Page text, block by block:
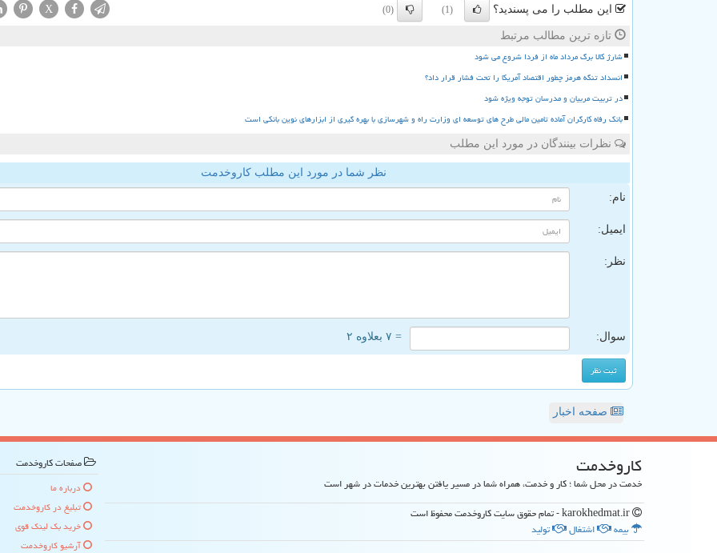
این مطلب را می پسندید؟ (1)
(0)
X
تازه ترین مطالب مرتبط
شارژ کالا برگ مرداد ماه از فردا شروع می شود
انسداد تنگه هرمز چطور اقتصاد آمریکا را تحت فشار قرار داد؟
در تربیت مربیان و مدرسان توجه ویژه شود
بانک رفاه کارگران آماده تامین مالی طرح های توسعه ای وزارت راه و شهرسازی با بهره گیری از ابزارهای نوین بانکی است
نظرات بینندگان در مورد این مطلب
نظر شما در مورد این مطلب کاروخدمت
نام:
ایمیل:
نظر:
سوال: = ۷ بعلاوه ۲
صفحه اخبار
كاروخدمت
خدمت در محل شما ؛ کار و خدمت، همراه شما در مسیر یافتن بهترین خدمات در شهر است
بیمه
اشتغال تولید
صفحات كاروخدمت
درباره ما
تبلیغ در كاروخدمت
خرید بک لینک قوی
آرشیو كاروخدمت